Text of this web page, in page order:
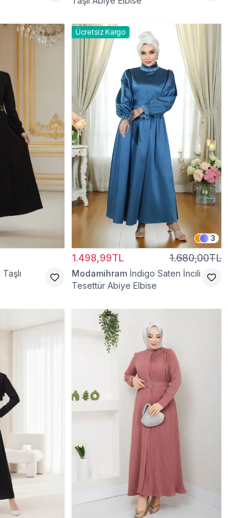
Ücretsiz Kargo
3
1.498,99TL 1.680,00TL
Modamihram İndigo Saten İncili
Tesettür Abiye Elbise